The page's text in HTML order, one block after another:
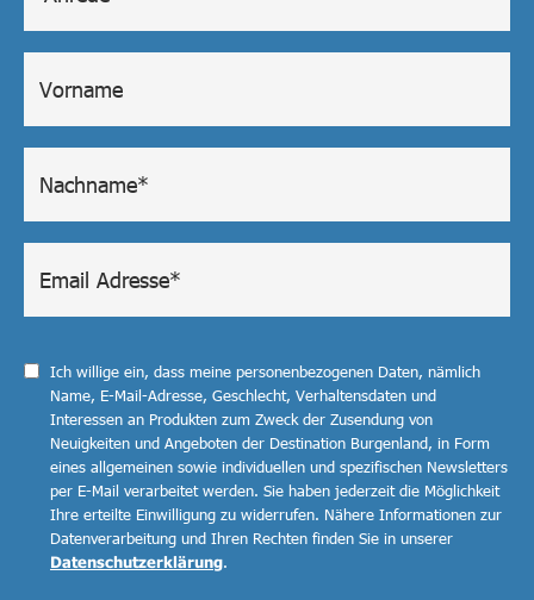
Ich willige ein, dass meine personenbezogenen Daten, nämlich
Name, E-Mail-Adresse, Geschlecht, Verhaltensdaten und
Interessen an Produkten zum Zweck der Zusendung von
Neuigkeiten und Angeboten der Destination Burgenland, in Form
eines allgemeinen sowie individuellen und spezifischen Newsletters
per E-Mail verarbeitet werden. Sie haben jederzeit die Möglichkeit
Ihre erteilte Einwilligung zu widerrufen. Nähere Informationen zur
Datenverarbeitung und Ihren Rechten finden Sie in unserer
Datenschutzerklärung.